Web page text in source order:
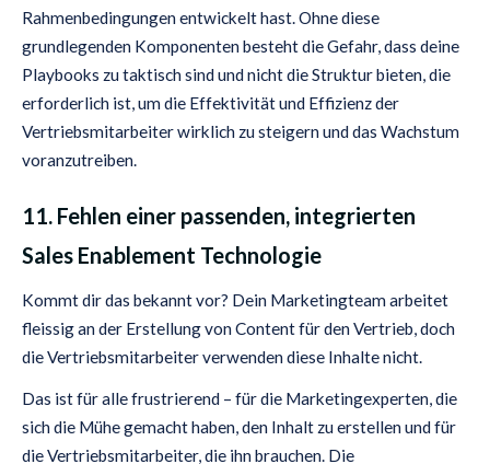
Rahmenbedingungen entwickelt hast. Ohne diese
grundlegenden Komponenten besteht die Gefahr, dass deine
Playbooks zu taktisch sind und nicht die Struktur bieten, die
erforderlich ist, um die Effektivität und Effizienz der
Vertriebsmitarbeiter wirklich zu steigern und das Wachstum
voranzutreiben.
11. Fehlen einer passenden, integrierten
Sales Enablement Technologie
Kommt dir das bekannt vor? Dein Marketingteam arbeitet
fleissig an der Erstellung von Content für den Vertrieb, doch
die Vertriebsmitarbeiter verwenden diese Inhalte nicht.
Das ist für alle frustrierend – für die Marketingexperten, die
sich die Mühe gemacht haben, den Inhalt zu erstellen und für
die Vertriebsmitarbeiter, die ihn brauchen. Die